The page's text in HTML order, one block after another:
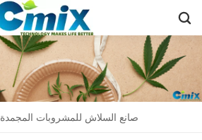
صانع السلاش للمشروبات المجمدة